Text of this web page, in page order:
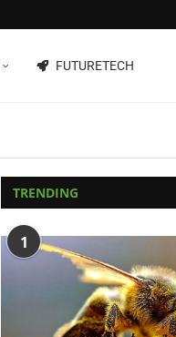
FUTURETECH
TRENDING
1